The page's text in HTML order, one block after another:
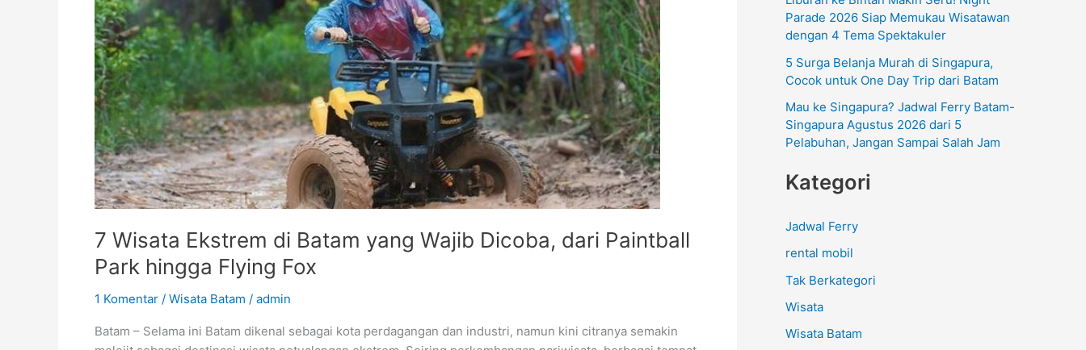
7 Wisata Ekstrem di Batam yang Wajib Dicoba, dari Paintball
Park hingga Flying Fox
1 Komentar / Wisata Batam / admin
Batam – Selama ini Batam dikenal sebagai kota perdagangan dan industri, namun kini citranya semakin
Wajib
Dicoba,
dari
Paintball
Park
hingga
Flying
Fox
Parade 2026 Siap Memukau Wisatawan
dengan 4 Tema Spektakuler
5 Surga Belanja Murah di Singapura,
Cocok untuk One Day Trip dari Batam
Mau ke Singapura? Jadwal Ferry Batam-
Singapura Agustus 2026 dari 5
Pelabuhan, Jangan Sampai Salah Jam
Kategori
Jadwal Ferry
rental mobil
Tak Berkategori
Wisata
Wisata Batam